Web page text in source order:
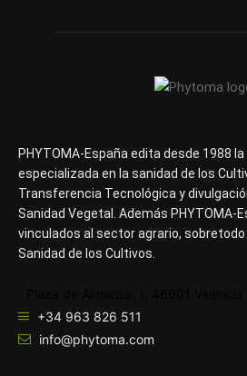
PHYTOMA-España edita desde 1988
especializada en la sanidad de los
Transferencia Tecnológica y
Sanidad Vegetal. Además PHYTOMA-
vinculados al sector agrario,
Sanidad de los Cultivos.
+34 963 826 511
info@phytoma.com